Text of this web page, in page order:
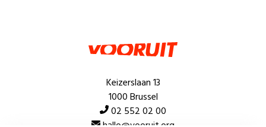
Keizerslaan 13
1000 Brussel
02 552 02 00